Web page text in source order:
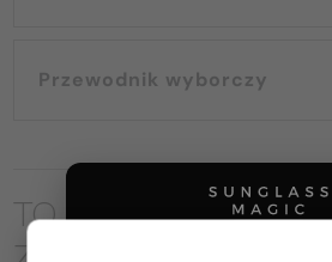
Przewodnik wyborczy
TO MOŻE CIĘ